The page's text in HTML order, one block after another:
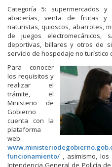
Categoría 5: supermercados
abacerías, venta de frutas y
naturistas, quioscos, abarrotes,
de juegos electromecánicos,
deportivas, billares y otros de
servicio de hospedaje no turístico
Para conocer
los requisitos y
realizar el
trámite, el
Ministerio de
Gobierno
cuenta con la
plataforma
web:
funcionamiento/ , asimismo,
Intendencia General de Policía